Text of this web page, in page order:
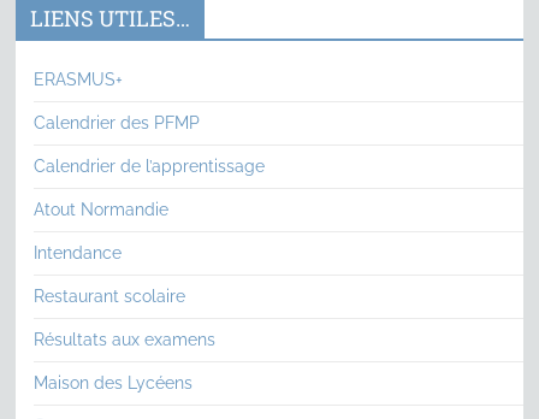
LIENS UTILES…
ERASMUS+
Calendrier des PFMP
Calendrier de l’apprentissage
Atout Normandie
Intendance
Restaurant scolaire
Résultats aux examens
Maison des Lycéens